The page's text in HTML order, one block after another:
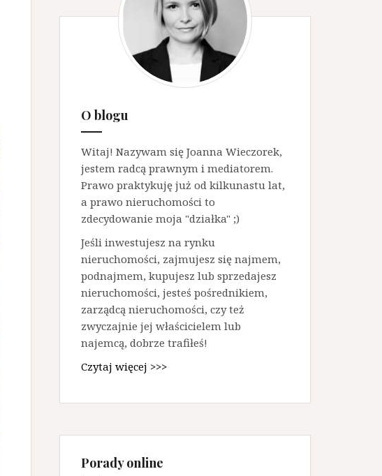
O blogu
Witaj! Nazywam się Joanna Wieczorek,
jestem radcą prawnym i mediatorem.
Prawo praktykuję już od kilkunastu lat,
a prawo nieruchomości to
zdecydowanie moja "działka" ;)
Jeśli inwestujesz na rynku
nieruchomości, zajmujesz się najmem,
podnajmem, kupujesz lub sprzedajesz
nieruchomości, jesteś pośrednikiem,
zarządcą nieruchomości, czy też
zwyczajnie jej właścicielem lub
najemcą, dobrze trafiłeś!
Czytaj więcej >>>
Porady online